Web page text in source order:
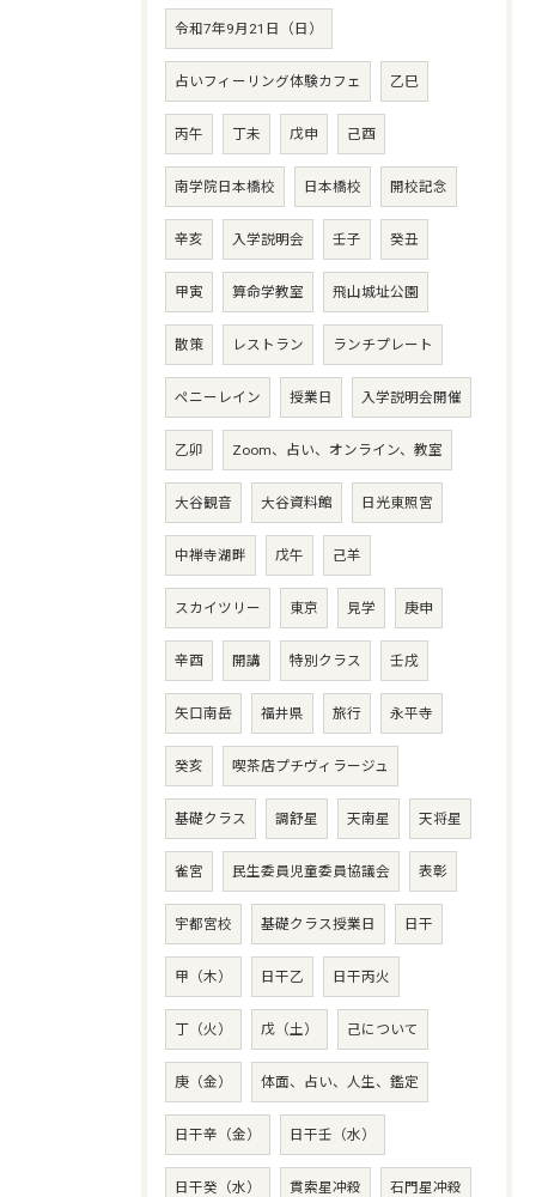
令和7年9月21日（日）
占いフィーリング体験カフェ 乙巳
丙午 丁未 戊申 己酉
南学院日本橋校 日本橋校 開校記念
辛亥 入学説明会 壬子 癸丑
甲寅 算命学教室 飛山城址公園
散策 レストラン ランチプレート
ペニーレイン 授業日 入学説明会開催
乙卯 Zoom、占い、オンライン、教室
大谷観音 大谷資料館 日光東照宮
中禅寺湖畔 戊午 己羊
スカイツリー 東京 見学 庚申
辛酉 開講 特別クラス 壬戌
矢口南岳 福井県 旅行 永平寺
癸亥 喫茶店プチヴィラージュ
基礎クラス 調舒星 天南星 天将星
雀宮 民生委員児童委員協議会 表彰
宇都宮校 基礎クラス授業日 日干
甲（木） 日干乙 日干丙火
丁（火） 戊（土） 己について
庚（金） 体面、占い、人生、鑑定
日干辛（金） 日干壬（水）
日干癸（水） 貫索星冲殺 石門星冲殺